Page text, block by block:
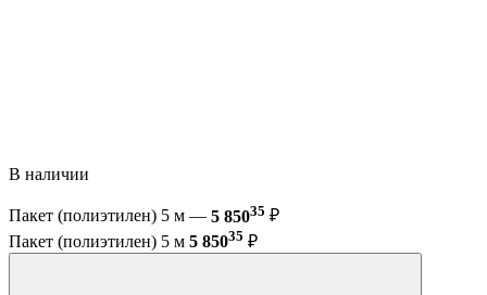
В наличии
Пакет (полиэтилен) 5 м — 5 85035 ₽
Пакет (полиэтилен) 5 м 5 85035 ₽